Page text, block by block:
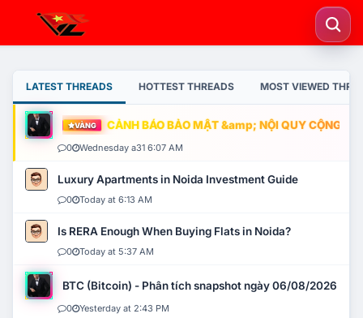
LATEST THREADS HOTTEST THREADS MOST VIEWED
VÀNG CẢNH BÁO BẢO MẬT &amp; NỘI QUY CỘNG
0 Wednesday a31 6:07 AM
Luxury Apartments in Noida Investment Guide
0 Today at 6:13 AM
Is RERA Enough When Buying Flats in Noida?
0 Today at 5:37 AM
BTC (Bitcoin) - Phân tích snapshot ngày 06/08/2026
0 Yesterday at 2:43 PM